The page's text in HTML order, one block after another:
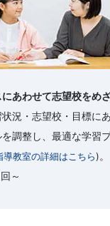
あわせて志望校をめ
況・志望校・目標に
調整し、最適な学習
導教室の詳細はこちら)。
～